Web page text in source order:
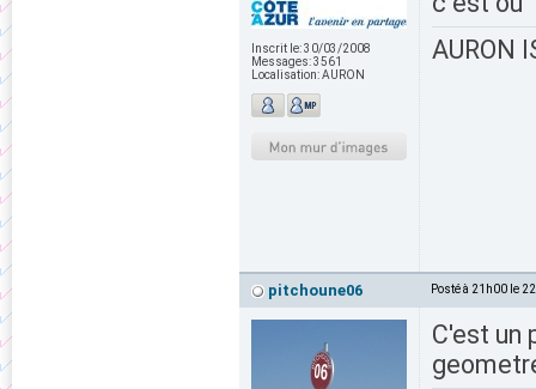
Inscrit le:30/03/2008
Messages:3561
Localisation:AURON
AURON
pitchoune06 Posté à 21h00 le
C'est un